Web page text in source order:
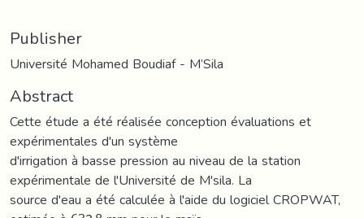
Publisher
Université Mohamed Boudiaf - M’Sila
Abstract
Cette étude a été réalisée conception évaluations et
expérimentales d'un système
d'irrigation à basse pression au niveau de la station
expérimentale de l'Université de M'sila. La
source d'eau a été calculée à l'aide du logiciel CROPWAT,